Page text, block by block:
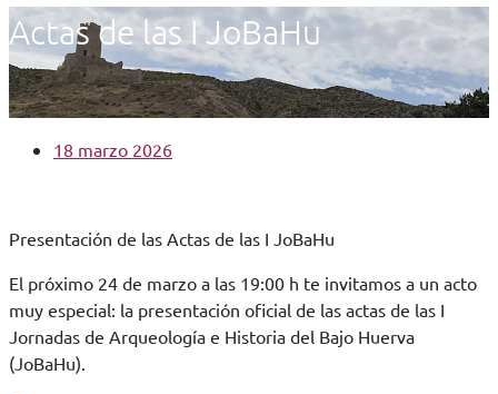
Actas de las I JoBaHu
18 marzo 2026
Presentación de las Actas de las I JoBaHu
El próximo 24 de marzo a las 19:00 h te invitamos a un acto
muy especial: la presentación oficial de las actas de las I
Jornadas de Arqueología e Historia del Bajo Huerva
(JoBaHu).